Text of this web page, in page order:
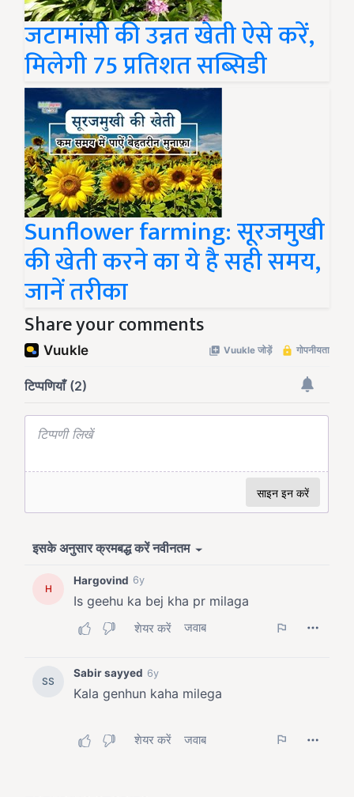
जटामांसी की उन्नत खेती ऐसे करें,
मिलेगी 75 प्रतिशत सब्सिडी
Sunflower farming: सूरजमुखी
की खेती करने का ये है सही समय,
जानें तरीका
Share your comments